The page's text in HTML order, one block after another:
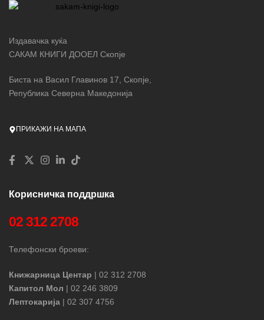
Издавачка куќа
САКАМ КНИГИ ДООЕЛ Скопје
Биста на Васил Главинов 17, Скопје,
Република Северна Македонија
ПРИКАЖИ НА МАПА
Корисничка поддршка
02 312 2708
Телефонски броеви:
Книжарница Центар | 02 312 2708
Капитол Мол | 02 246 3809
Лептокарија | 02 307 4756